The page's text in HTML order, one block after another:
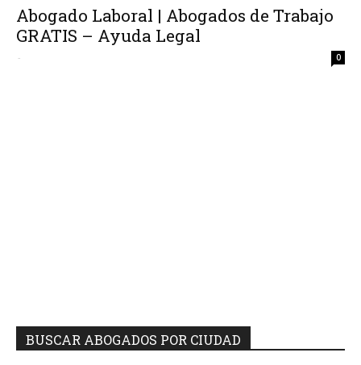
Abogado Laboral | Abogados de Trabajo
GRATIS – Ayuda Legal
- 0
BUSCAR ABOGADOS POR CIUDAD